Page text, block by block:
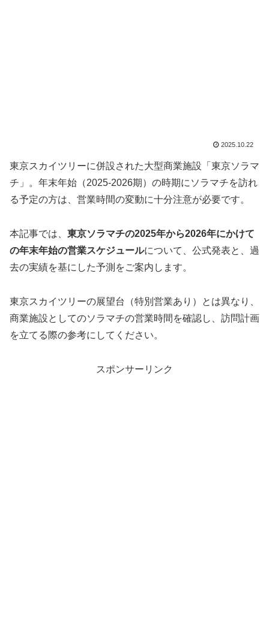
2025.10.22
東京スカイツリーに併設された大型商業施設「東京ソラマ
チ」。年末年始（2025-2026期）の時期にソラマチを訪れ
る予定の方は、営業時間の変動に十分注意が必要です。
本記事では、 東京ソラマチの2025年から2026年にかけて
の年末年始の営業スケジュールについて、公式発表と、過
去の実績を基にした予測をご案内します。
東京スカイツリーの展望台（特別営業あり）とは異なり、
商業施設としてのソラマチの営業時間を確認し、訪問計画
を立てる際の参考にしてください。
スポンサーリンク